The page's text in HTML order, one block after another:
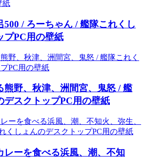
500 / ろーちゃん / 艦隊これくし
プPC用の壁紙
熊野、秋津、洲間宮、鬼怒 / 艦
デスクトップPC用の壁紙
レーを食べる浜風、潮、不知